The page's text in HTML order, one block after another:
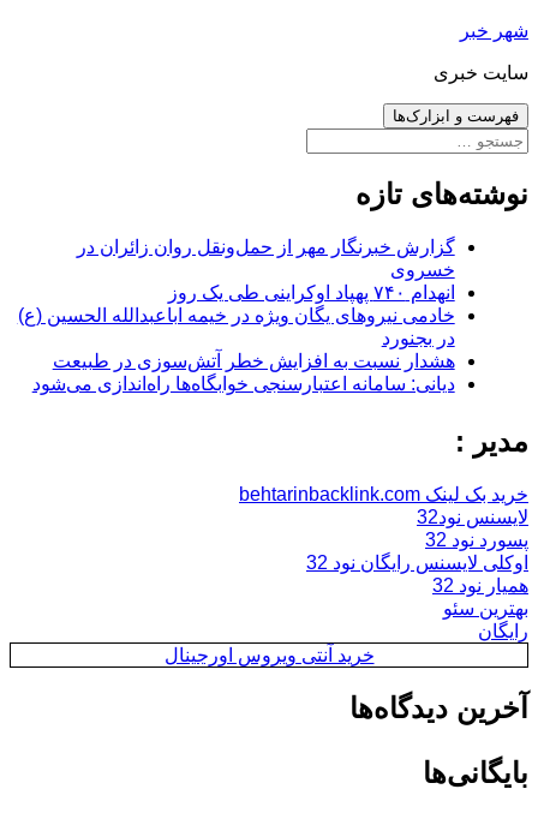
رفتن
نوشته‌ها
شهر خبر
سایت خبری
فهرست و ابزارک‌ها
جستجو
نوشته‌های تازه
گزارش خبرنگار مهر از حمل‌ونقل روان زائران در
خسروی
انهدام ۷۴۰ پهپاد اوکراینی طی یک روز
خادمی نیروهای یگان ویژه در خیمه اباعبدالله الحسین (ع)
در بجنورد
هشدار نسبت به افزایش خطر آتش‌سوزی در طبیعت
دیانی: سامانه اعتبارسنجی خوابگاه‌ها راه‌اندازی می‌شود
مدیر :
خرید بک لینک behtarinbacklink.com
لایسنس نود32
پسورد نود 32
اوکلی لایسنس رایگان نود 32
همیار نود 32
بهترین سئو
رایگان
خرید آنتی ویروس اورجینال
آخرین دیدگاه‌ها
بایگانی‌ها